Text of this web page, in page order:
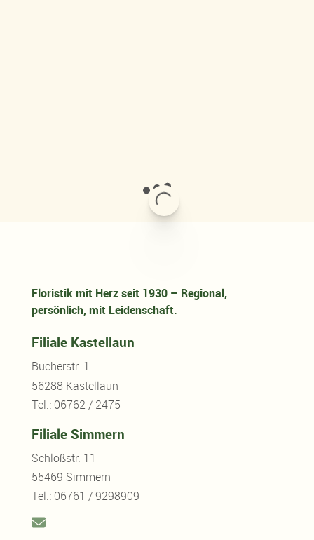
Floristik mit Herz seit 1930 – Regional,
persönlich, mit Leidenschaft.
Filiale Kastellaun
Bucherstr. 1
56288 Kastellaun
Tel.: 06762 / 2475
Filiale Simmern
Schloßstr. 11
55469 Simmern
Tel.: 06761 / 9298909